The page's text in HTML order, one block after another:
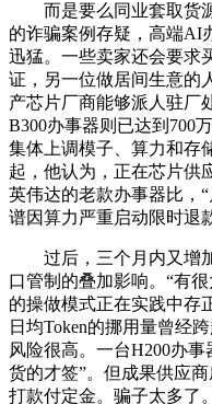
而是要么同业套取货源
的诈骗案例存疑，高端AI
迅猛。一些卖家还会要求
证，另一位做居间生意的
产芯片厂商能够派人驻厂
B300办事器则已达到700
集体上调模子、算力和存
起，他认为，正在芯片供
英伟达的老款办事器比，
谱因算力严重启动限时退
过后，三个月内又增加
口管制的叠加影响。“有
的操做模式正在实践中存
日均Token的挪用量曾经
风险很高。一台H200办
货的才签”。但成果供应
打款付定金。骗子太多了。